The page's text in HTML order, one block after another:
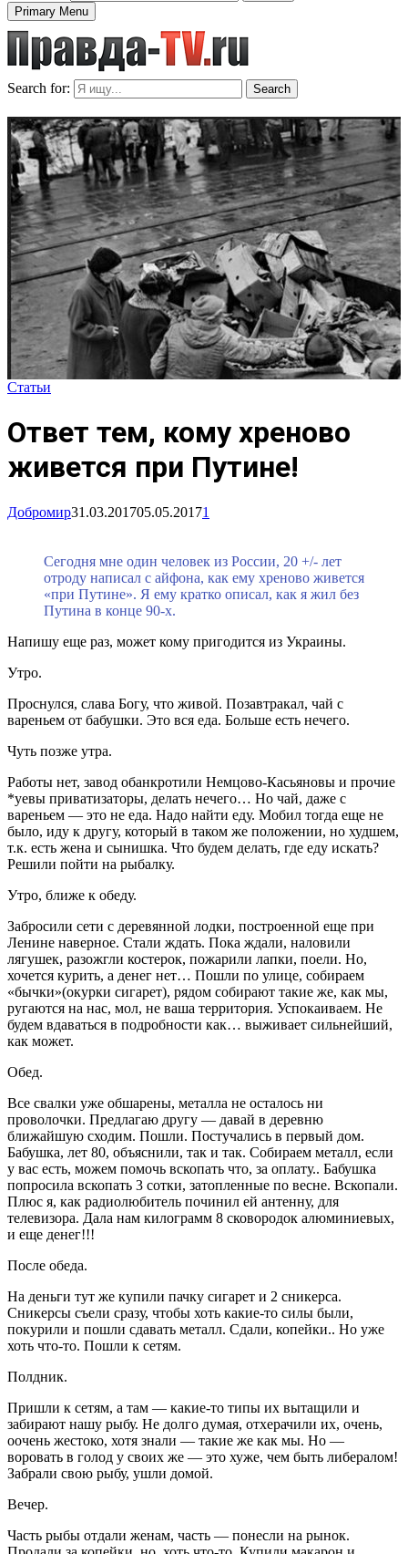
Primary Menu
Search for: Search
Статьи
Ответ тем, кому хреново
живется при Путине!
Добромир31.03.201705.05.20171
Сегодня мне один человек из России, 20 +/- лет
отроду написал с айфона, как ему хреново живется
«при Путине». Я ему кратко описал, как я жил без
Путина в конце 90-х.
Напишу еще раз, может кому пригодится из Украины.
Утро.
Проснулся, слава Богу, что живой. Позавтракал, чай с
вареньем от бабушки. Это вся еда. Больше есть нечего.
Чуть позже утра.
Работы нет, завод обанкротили Немцово-Касьяновы и прочие
*уевы приватизаторы, делать нечего… Но чай, даже с
вареньем — это не еда. Надо найти еду. Мобил тогда еще не
было, иду к другу, который в таком же положении, но худшем,
т.к. есть жена и сынишка. Что будем делать, где еду искать?
Решили пойти на рыбалку.
Утро, ближе к обеду.
Забросили сети с деревянной лодки, построенной еще при
Ленине наверное. Стали ждать. Пока ждали, наловили
лягушек, разожгли костерок, пожарили лапки, поели. Но,
хочется курить, а денег нет… Пошли по улице, собираем
«бычки»(окурки сигарет), рядом собирают такие же, как мы,
ругаются на нас, мол, не ваша территория. Успокаиваем. Не
будем вдаваться в подробности как… выживает сильнейший,
как может.
Обед.
Все свалки уже обшарены, металла не осталось ни
проволочки. Предлагаю другу — давай в деревню
ближайшую сходим. Пошли. Постучались в первый дом.
Бабушка, лет 80, объяснили, так и так. Собираем металл, если
у вас есть, можем помочь вскопать что, за оплату.. Бабушка
попросила вскопать 3 сотки, затопленные по весне. Вскопали.
Плюс я, как радиолюбитель починил ей антенну, для
телевизора. Дала нам килограмм 8 сковородок алюминиевых,
и еще денег!!!
После обеда.
На деньги тут же купили пачку сигарет и 2 сникерса.
Сникерсы съели сразу, чтобы хоть какие-то силы были,
покурили и пошли сдавать металл. Сдали, копейки.. Но уже
хоть что-то. Пошли к сетям.
Полдник.
Пришли к сетям, а там — какие-то типы их вытащили и
забирают нашу рыбу. Не долго думая, отхерачили их, очень,
оочень жестоко, хотя знали — такие же как мы. Но —
воровать в голод у своих же — это хуже, чем быть либералом!
Забрали свою рыбу, ушли домой.
Вечер.
Часть рыбы отдали женам, часть — понесли на рынок.